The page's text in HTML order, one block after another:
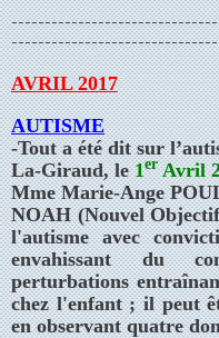
AVRIL 2017
AUTISME
-Tout a été dit sur
La-Giraud, le1erAvril
Mme Marie-Ange
NOAH (Nouvel
l'autisme avec
envahissant du
perturbations
chez l'enfant ; il peut
en observant quatre